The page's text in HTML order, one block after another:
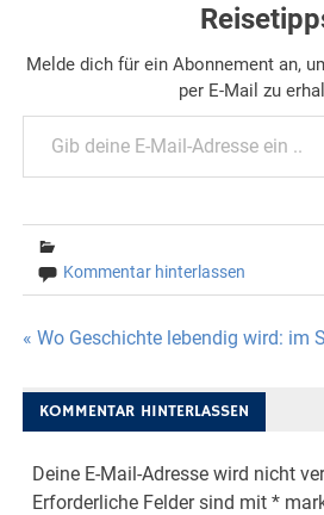
Melde dich für ein Abonnement an,
per E-Mail zu
Gib deine E-Mail-Adresse ein ...
Kommentar hinterlassen
Beitragsnavigation
« Wo Geschichte lebendig wird: im
KOMMENTAR HINTERLASSEN
Deine E-Mail-Adresse wird nicht
Erforderliche Felder sind mit*